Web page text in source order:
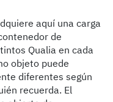
aquí una carga
de
Qualia en cada
objeto puede
diferentes según
recuerda. El